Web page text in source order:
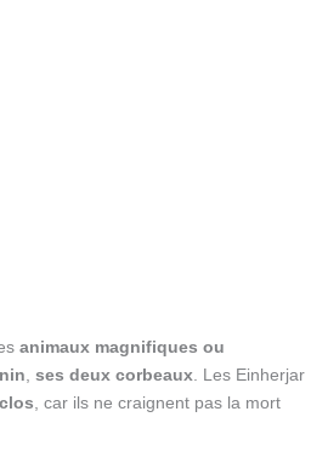
animaux magnifiques ou
ses deux corbeaux . Les Einherjar
, car ils ne craignent pas la mort